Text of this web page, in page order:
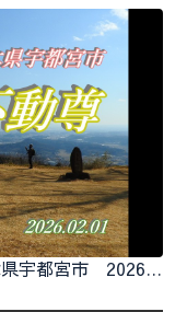
多気山と多気不動尊の御朱印 栃木県宇都宮市 2026.02.01